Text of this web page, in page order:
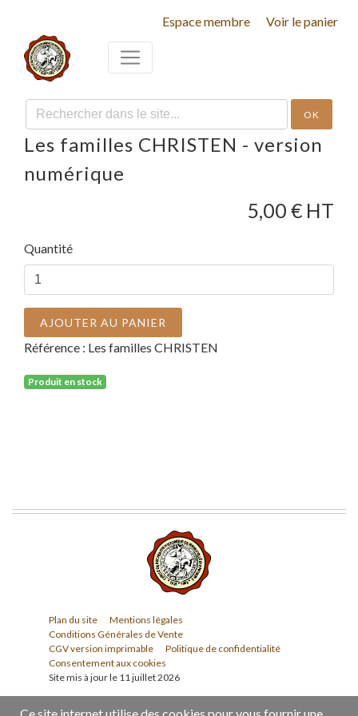
Espace membre Voir le panier
OK
Les familles CHRISTEN - version
numérique
5,00 € HT
Quantité
AJOUTER AU PANIER
Référence : Les familles CHRISTEN
Produit en stock
Plan du site
Mentions légales
Conditions Générales de Vente
CGV version imprimable
Politique de confidentialité
Consentement aux cookies
Site mis à jour le 11 juillet 2026